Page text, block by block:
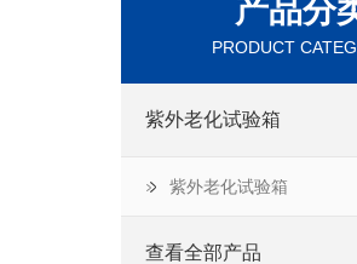
产品分
PRODUCT
紫外老化试验箱
紫外老化试验箱
查看全部产品